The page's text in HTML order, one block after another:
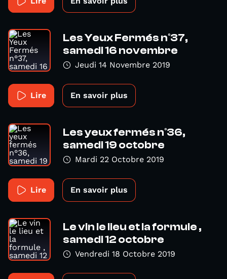
Les Yeux Fermés n°37,
samedi 16 novembre
Jeudi 14 Novembre 2019
Lire En savoir plus
Les yeux fermés n°36,
samedi 19 octobre
Mardi 22 Octobre 2019
Lire En savoir plus
Le vin le lieu et la formule ,
samedi 12 octobre
Vendredi 18 Octobre 2019